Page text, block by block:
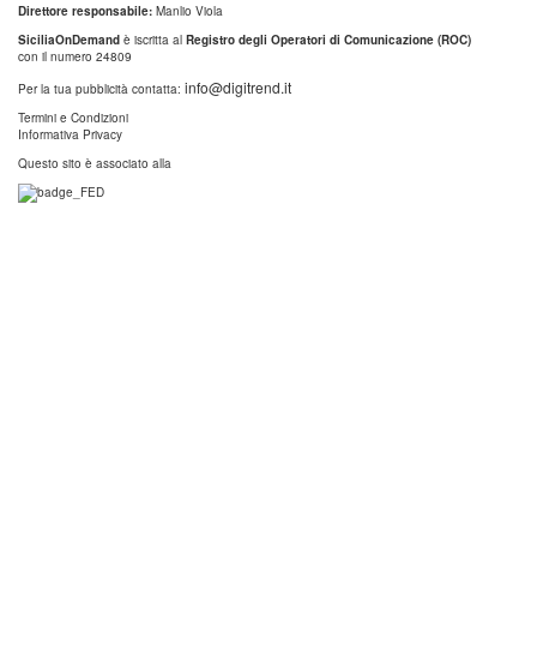
Direttore responsabile: Manlio Viola
SiciliaOnDemand è iscritta al Registro degli Operatori di Comunicazione (ROC)
con il numero 24809
Per la tua pubblicità contatta: info@digitrend.it
Termini e Condizioni
Informativa Privacy
Questo sito è associato alla